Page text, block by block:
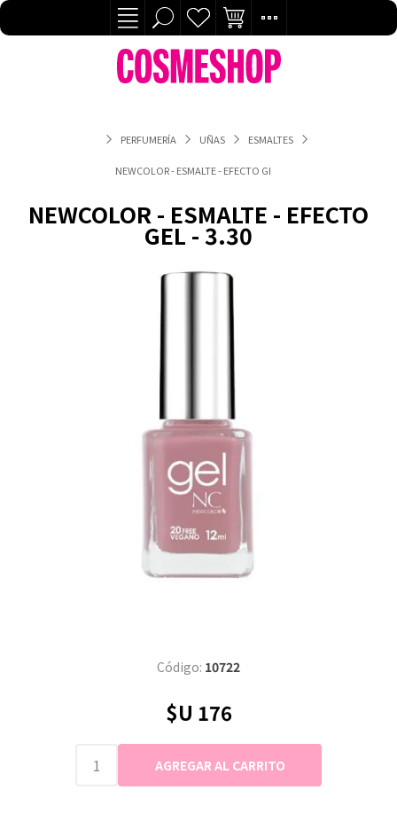
PERFUMERÍA UÑAS ESMALTES
NEWCOLOR - ESMALTE - EFECTO GEL - 3.30
NEWCOLOR - ESMALTE - EFECTO
GEL - 3.30
Código: 10722
$U 176